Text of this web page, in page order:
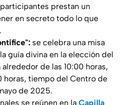
prestan un
en secreto todo lo que
": se celebra una misa
guía divina en la elección del
alrededor de las 10:00 horas,
horas, tiempo del Centro de
de 2025.
se reúnen en la Capilla